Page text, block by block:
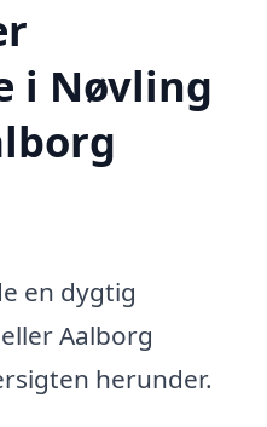
i Nøvling
en dygtig
Aalborg
herunder.